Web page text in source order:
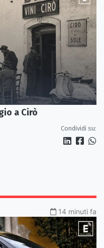
a Cirò
Condividi su:
14 minuti fa